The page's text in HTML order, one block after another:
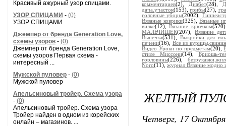
Красивый ажурный узор спицами.
УЗОР СПИЦАМИ - (0)
УЗОР СПИЦАМИ
Джемпер от бренда Generation Love,
схемы узоров - (0)
Джемпер от бренда Generation Love,
схемы узоров Первая схема -
интересный ...
Мужской пуловер - (0)
Мужской пуловер
Апельсиновый тройер. Схема узора
- (0)
Апельсиновый тройер. Схема узора
Тройер найден в одном из корейских
онлайн – магазинов. ...
комментариев(2), Диабет(28),
дача.участок(153),грибы(27),
головные уборы(2002),
Вязаные коврики(325),Вязаные
вилке(12),Вязание крючком
МАЛЬЧИШЕК(207), Вязание
Выпечка(531), Выкройки для
печени(16), Все из
Видео Уроки по предметам(20),
стиле Миссони(14), Бриошь-
горловины(226),
Noro(11), журнал Вязание модно
ЖЕЛТЫЙ
Четверг, 17